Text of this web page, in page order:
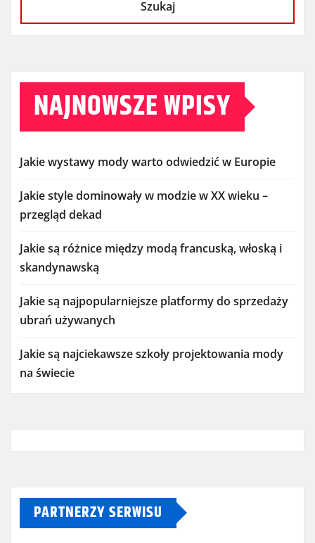
Szukaj
NAJNOWSZE WPISY
Jakie wystawy mody warto odwiedzić w Europie
Jakie style dominowały w modzie w XX wieku –
przegląd dekad
Jakie są różnice między modą francuską, włoską i
skandynawską
Jakie są najpopularniejsze platformy do sprzedaży
ubrań używanych
Jakie są najciekawsze szkoły projektowania mody
na świecie
PARTNERZY SERWISU